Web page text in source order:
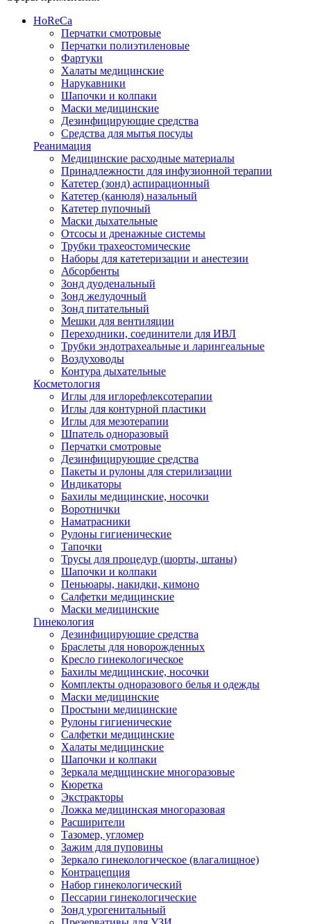
HoReCa
Перчатки смотровые
Перчатки полиэтиленовые
Фартуки
Халаты медицинские
Нарукавники
Шапочки и колпаки
Маски медицинские
Дезинфицирующие средства
Средства для мытья посуды
Реанимация
Медицинские расходные материалы
Принадлежности для инфузионной терапии
Катетер (зонд) аспирационный
Катетер (канюля) назальный
Катетер пупочный
Маски дыхательные
Отсосы и дренажные системы
Трубки трахеостомические
Наборы для катетеризации и анестезии
Абсорбенты
Зонд дуоденальный
Зонд желудочный
Зонд питательный
Мешки для вентиляции
Переходники, соединители для ИВЛ
Трубки эндотрахеальные и ларингеальные
Воздуховоды
Контура дыхательные
Косметология
Иглы для иглорефлексотерапии
Иглы для контурной пластики
Иглы для мезотерапии
Шпатель одноразовый
Перчатки смотровые
Дезинфицирующие средства
Пакеты и рулоны для стерилизации
Индикаторы
Бахилы медицинские, носочки
Воротнички
Наматрасники
Рулоны гигиенические
Тапочки
Трусы для процедур (шорты, штаны)
Шапочки и колпаки
Пеньюары, накидки, кимоно
Салфетки медицинские
Маски медицинские
Гинекология
Дезинфицирующие средства
Браслеты для новорожденных
Кресло гинекологическое
Бахилы медицинские, носочки
Комплекты одноразового белья и одежды
Маски медицинские
Простыни медицинские
Рулоны гигиенические
Салфетки медицинские
Халаты медицинские
Шапочки и колпаки
Зеркала медицинские многоразовые
Кюретка
Экстракторы
Ложка медицинская многоразовая
Расширители
Тазомер, угломер
Зажим для пуповины
Зеркало гинекологическое (влагалищное)
Контрацепция
Набор гинекологический
Пессарии гинекологические
Зонд урогенитальный